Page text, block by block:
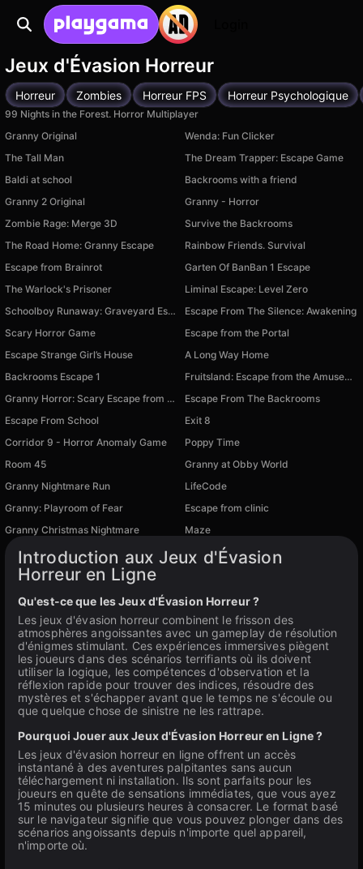
Jeux d'Évasion Horreur
Horreur Zombies Horreur FPS Horreur Psychologique
99 Nights in the Forest. Horror Multiplayer
Granny Original
Wenda: Fun Clicker
The Tall Man
The Dream Trapper: Escape Game
Baldi at school
Backrooms with a friend
Granny 2 Original
Granny - Horror
Zombie Rage: Merge 3D
Survive the Backrooms
The Road Home: Granny Escape
Rainbow Friends. Survival
Escape from Brainrot
Garten Of BanBan 1 Escape
The Warlock's Prisoner
Liminal Escape: Level Zero
Schoolboy Runaway: Graveyard Escape
Escape From The Silence: Awakening
Scary Horror Game
Escape from the Portal
Escape Strange Girl’s House
A Long Way Home
Backrooms Escape 1
Fruitsland: Escape from the Amusement Park
Granny Horror: Scary Escape from Home
Escape From The Backrooms
Escape From School
Exit 8
Corridor 9 - Horror Anomaly Game Poppy Time
Room 45 Granny at Obby World
Granny Nightmare Run LifeCode
Granny: Playroom of Fear Escape from clinic
Disponible sur PC
Granny Christmas Nightmare Maze
Introduction aux Jeux d'Évasion
Horreur en Ligne
Qu'est-ce que les Jeux d'Évasion Horreur ?
Les jeux d'évasion horreur combinent le frisson des
atmosphères angoissantes avec un gameplay de résolution
d'énigmes stimulant. Ces expériences immersives piègent
les joueurs dans des scénarios terrifiants où ils doivent
utiliser la logique, les compétences d'observation et la
réflexion rapide pour trouver des indices, résoudre des
mystères et s'échapper avant que le temps ne s'écoule ou
que quelque chose de sinistre ne les rattrape.
Pourquoi Jouer aux Jeux d'Évasion Horreur en Ligne ?
Les jeux d'évasion horreur en ligne offrent un accès
instantané à des aventures palpitantes sans aucun
téléchargement ni installation. Ils sont parfaits pour les
joueurs en quête de sensations immédiates, que vous ayez
15 minutes ou plusieurs heures à consacrer. Le format basé
sur le navigateur signifie que vous pouvez plonger dans des
scénarios angoissants depuis n'importe quel appareil,
n'importe où.